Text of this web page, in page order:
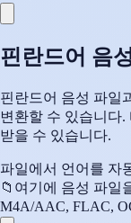
핀란드어 음
핀란드어 음성 파일
변환할 수 있습니다
받을 수 있습니다.
파일에서 언어를 자
📁 여기에 음성 파일
M4A/AAC, FLAC,